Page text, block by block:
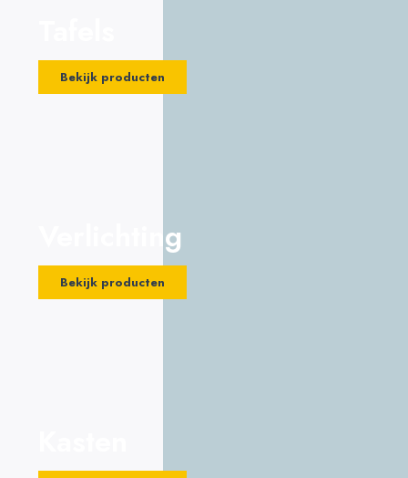
Bekijk producten
Verlichting
Bekijk producten